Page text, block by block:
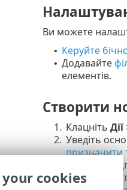
Ви можете
• Керуйте
• Додавайте
елементів.
Створити
1. Клацніть Дії
2. Уведіть
призначити
Виберіть
4. Введіть
cookies